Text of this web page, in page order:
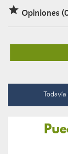
 Opiniones